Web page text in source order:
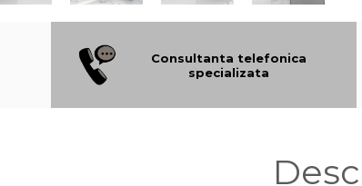
Consultanta telefonica
specializata